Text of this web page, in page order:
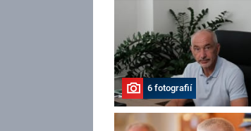
6 fotografií